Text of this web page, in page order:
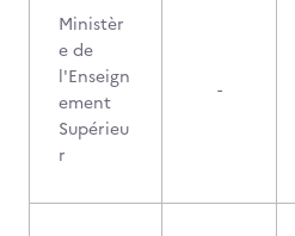
Ministèr
e de
l'Enseign
ement
Supérieu
r
-